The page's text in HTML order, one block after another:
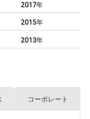
2017年
2015年
2013年
コーポレート